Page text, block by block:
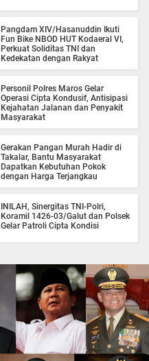
Pangdam XIV/Hasanuddin Ikuti
Fun Bike NBOD HUT Kodaeral VI,
Perkuat Soliditas TNI dan
Kedekatan dengan Rakyat
Personil Polres Maros Gelar
Operasi Cipta Kondusif, Antisipasi
Kejahatan Jalanan dan Penyakit
Masyarakat
Gerakan Pangan Murah Hadir di
Takalar, Bantu Masyarakat
Dapatkan Kebutuhan Pokok
dengan Harga Terjangkau
INILAH, Sinergitas TNI-Polri,
Koramil 1426-03/Galut dan Polsek
Gelar Patroli Cipta Kondisi